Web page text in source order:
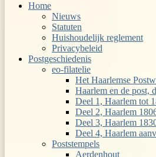
Home
Nieuws
Statuten
Huishoudelijk reglement
Privacybeleid
Postgeschiedenis
eo-filatelie
Het Haarlemse
Haarlem en de post,
Deel 1, Haarlem tot
Deel 2, Haarlem
Deel 3, Haarlem
Deel 4, Haarlem
Poststempels
Aerdenhout